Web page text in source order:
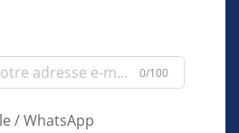
0/100
/ WhatsApp